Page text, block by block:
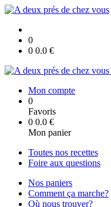
0
0 0.0 €
Mon compte
0
Favoris
0 0.0 €
Mon panier
Toutes nos recettes
Foire aux questions
Nos paniers
Comment ça marche?
Où nous trouver?